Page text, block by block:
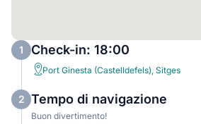
1 Check-in: 18:00
Port Ginesta (Castelldefels), Sitges
2 Tempo di navigazione
Buon divertimento!